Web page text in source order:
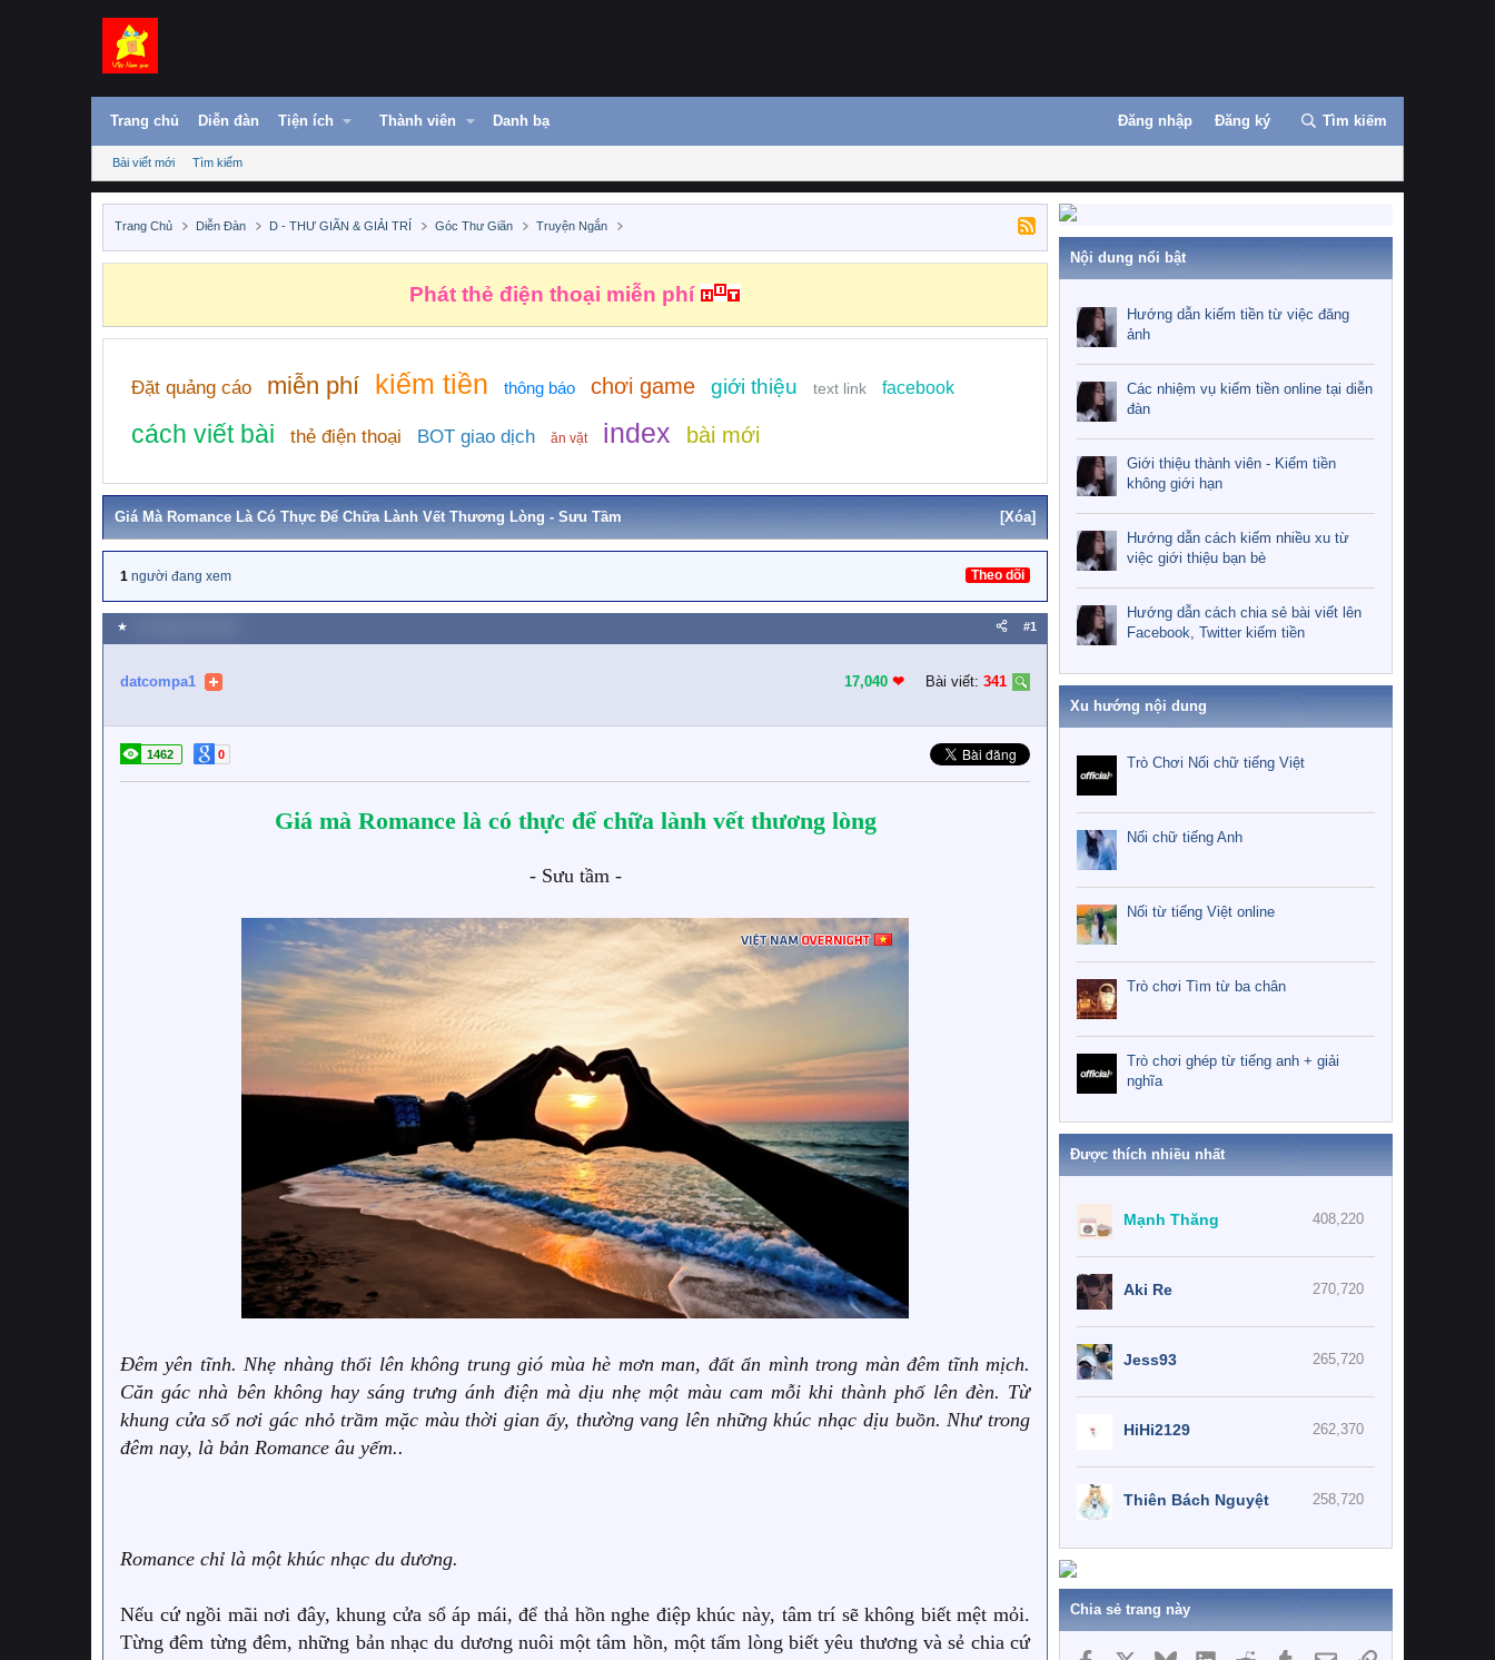
Trang chủ Diễn đàn Tiện ích Thành viên Danh bạ Đăng nhập Đăng ký Tìm kiếm
Bài viết mới Tìm kiếm
Trang Chủ Diễn Đàn D - THƯ GIÃN & GIẢI TRÍ Góc Thư Giãn Truyện Ngắn
Phát thẻ điện thoại miễn phí
Đặt quảng cáo miễn phí kiếm tiền thông báo chơi game giới thiệu text link facebook
cách viết bài thẻ điện thoại BOT giao dịch ăn vặt index bài mới
Giá Mà Romance Là Có Thực Để Chữa Lành Vết Thương Lòng - Sưu Tầm [Xóa]
1 người đang xem Theo dõi
★ #1
datcompa1 17,040 ❤︎ Bài viết: 341
1462 0
Giá mà Romance là có thực để chữa lành vết thương lòng
- Sưu tầm -
Đêm yên tĩnh. Nhẹ nhàng thổi lên không trung gió mùa hè mơn man, đất ẩn mình trong màn đêm tĩnh mịch.
Căn gác nhà bên không hay sáng trưng ánh điện mà dịu nhẹ một màu cam mỗi khi thành phố lên đèn. Từ
khung cửa sổ nơi gác nhỏ trầm mặc màu thời gian ấy, thường vang lên những khúc nhạc dịu buồn. Như trong
đêm nay, là bản Romance âu yếm..
Romance chỉ là một khúc nhạc du dương.
Nếu cứ ngồi mãi nơi đây, khung cửa sổ áp mái, để thả hồn nghe điệp khúc này, tâm trí sẽ không biết mệt mỏi.
Từng đêm từng đêm, những bản nhạc du dương nuôi một tâm hồn, một tấm lòng biết yêu thương và sẻ chia cứ
Nội dung nổi bật
Hướng dẫn kiếm tiền từ việc đăng
ảnh
Các nhiệm vụ kiếm tiền online tại diễn
đàn
Giới thiệu thành viên - Kiếm tiền
không giới hạn
Hướng dẫn cách kiếm nhiều xu từ
việc giới thiệu bạn bè
Hướng dẫn cách chia sẻ bài viết lên
Facebook, Twitter kiếm tiền
Xu hướng nội dung
Trò Chơi Nối chữ tiếng Việt
Nối chữ tiếng Anh
Nối từ tiếng Việt online
Trò chơi Tìm từ ba chân
Trò chơi ghép từ tiếng anh + giải
nghĩa
Được thích nhiều nhất
408,220
Mạnh Thăng
270,720
Aki Re
265,720
Jess93
262,370
HiHi2129
258,720
Thiên Bách Nguyệt
Chia sẻ trang này